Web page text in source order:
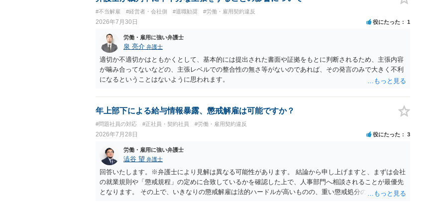
#不当解雇 #経営者・会社側 #退職勧奨 #労働・雇用契約違反
2026年7月30日 役にたった 1
労働・雇用に強い弁護士
泉 亮介 弁護士
適切か不適切かはともかくとして、基本的には提出された書面や証拠をもとに判断されるため、主張内容
が噛み合ってないなどの、主張レベルでの整合性の無さ等がないのであれば、その発言のみで大きく不利
になるということはないように思われます。
年上部下による給与情報暴露、懲戒解雇は可能ですか？
#問題社員の対応 #正社員・契約社員 #労働・雇用契約違反
2026年7月28日 役にたった 3
労働・雇用に強い弁護士
澁谷 望 弁護士
回答いたします。※弁護士により見解は異なる可能性があります。 結論から申し上げますと、まずは会社
の就業規則や「懲戒規程」の定めに合致しているかを確認した上で、人事部門へ相談されることが最優先
となります。 その上で、いきなりの懲戒解雇は法的ハードルが高いものの、重い懲戒処分の対象には十分